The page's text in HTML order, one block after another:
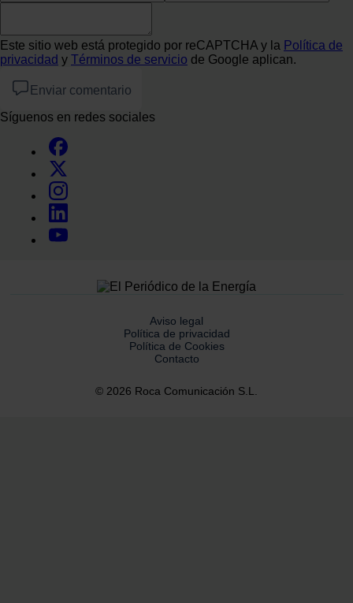
Este sitio web está protegido por reCAPTCHA y la Política de
privacidad y Términos de servicio de Google aplican.
Enviar comentario
Síguenos en redes sociales
Aviso legal
Política de privacidad
Política de Cookies
Contacto
© 2026 Roca Comunicación S.L.